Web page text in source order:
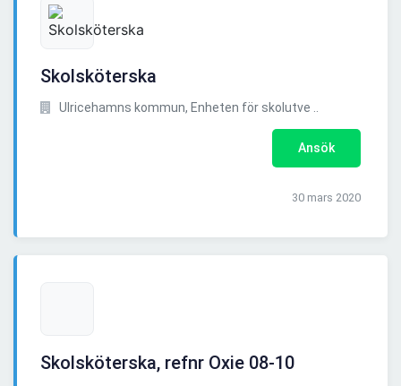
Skolsköterska
Ulricehamns kommun, Enheten för skolutve ..
Ansök
30 mars 2020
Skolsköterska, refnr Oxie 08-10